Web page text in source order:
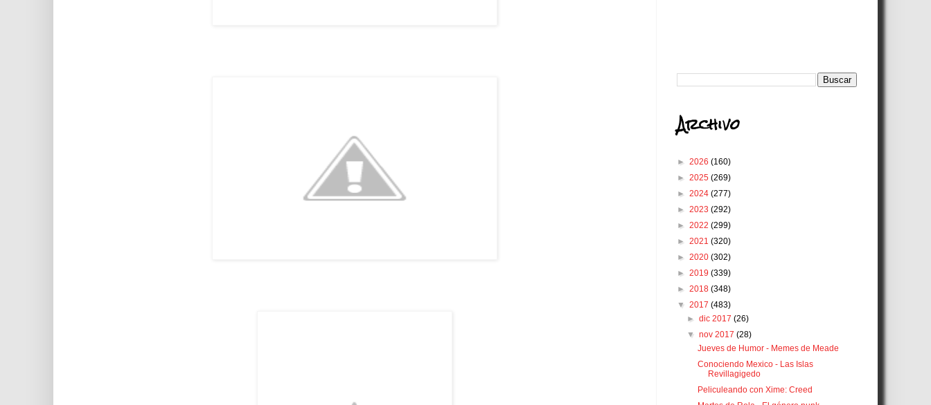
Archivo
► 2026 (160)
► 2025 (269)
► 2024 (277)
► 2023 (292)
► 2022 (299)
► 2021 (320)
► 2020 (302)
► 2019 (339)
► 2018 (348)
▼ 2017 (483)
►dic 2017(26)
▼nov 2017(28)
Jueves de Humor - Memes de Meade
Conociendo Mexico - Las Islas
Revillagigedo
Peliculeando con Xime: Creed